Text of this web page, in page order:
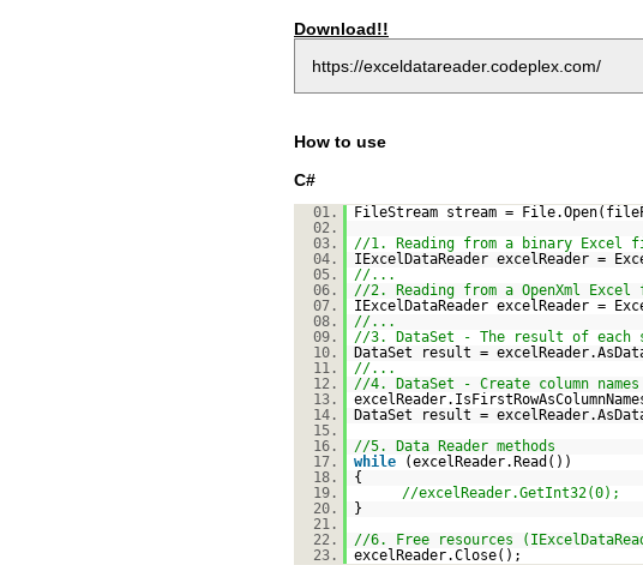
Download!!
https://exceldatareader.codeplex.com/
How to use
C#
01.
FileStream stream =
02.
03.
//1. Reading from a binary
04.
IExcelDataReader excelReader =
05.
//...
06.
//2. Reading from a OpenXml
07.
IExcelDataReader excelReader =
08.
//...
09.
//3. DataSet - The result of each
10.
DataSet result =
11.
//...
12.
//4. DataSet - Create column
13.
14.
DataSet result =
15.
16.
//5. Data Reader methods
17.
while
(excelReader.Read())
18.
{
19.
//excelReader.GetInt32(0);
20.
}
21.
22.
//6. Free resources
23.
excelReader.Close();